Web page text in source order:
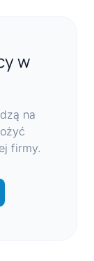
w
na
firmy.